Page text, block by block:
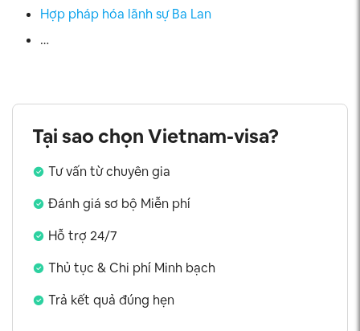
Hợp pháp hóa lãnh sự Ba Lan
…
Tại sao chọn Vietnam-visa?
Tư vấn từ chuyên gia
Đánh giá sơ bộ Miễn phí
Hỗ trợ 24/7
Thủ tục & Chi phí Minh bạch
Trả kết quả đúng hẹn